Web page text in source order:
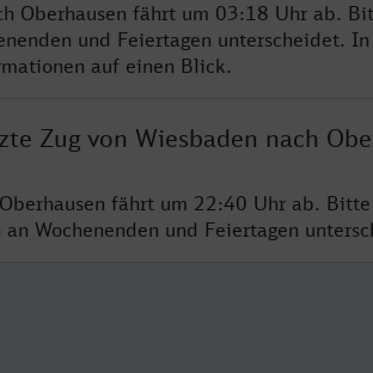
Oberhausen fährt um 03:18 Uhr ab.
und Feiertagen unterscheidet.
auf einen Blick.
Zug von Wiesbaden nach
fährt um 22:40 Uhr ab.
Wochenenden und Feiertagen